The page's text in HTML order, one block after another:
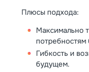
Плюсы подхода:
Максимально
потребностям
Гибкость и
будущем.